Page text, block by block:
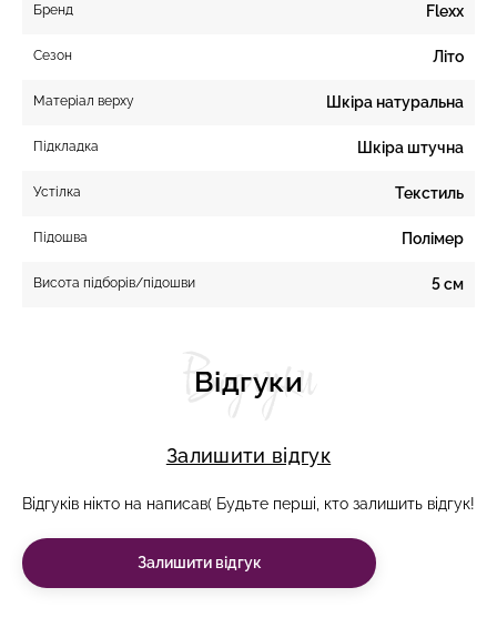
Бренд Flexx
Сезон Літо
Матеріал верху Шкіра натуральна
Підкладка Шкіра штучна
Устілка Текстиль
Підошва Полімер
Висота підборів/підошви 5 см
Відгуки
Відгуки
Залишити відгук
Відгуків нікто на написав( Будьте перші, кто залишить відгук!
Залишити відгук